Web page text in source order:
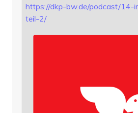
https://dkp-bw.de/podcast/14-
teil-2/